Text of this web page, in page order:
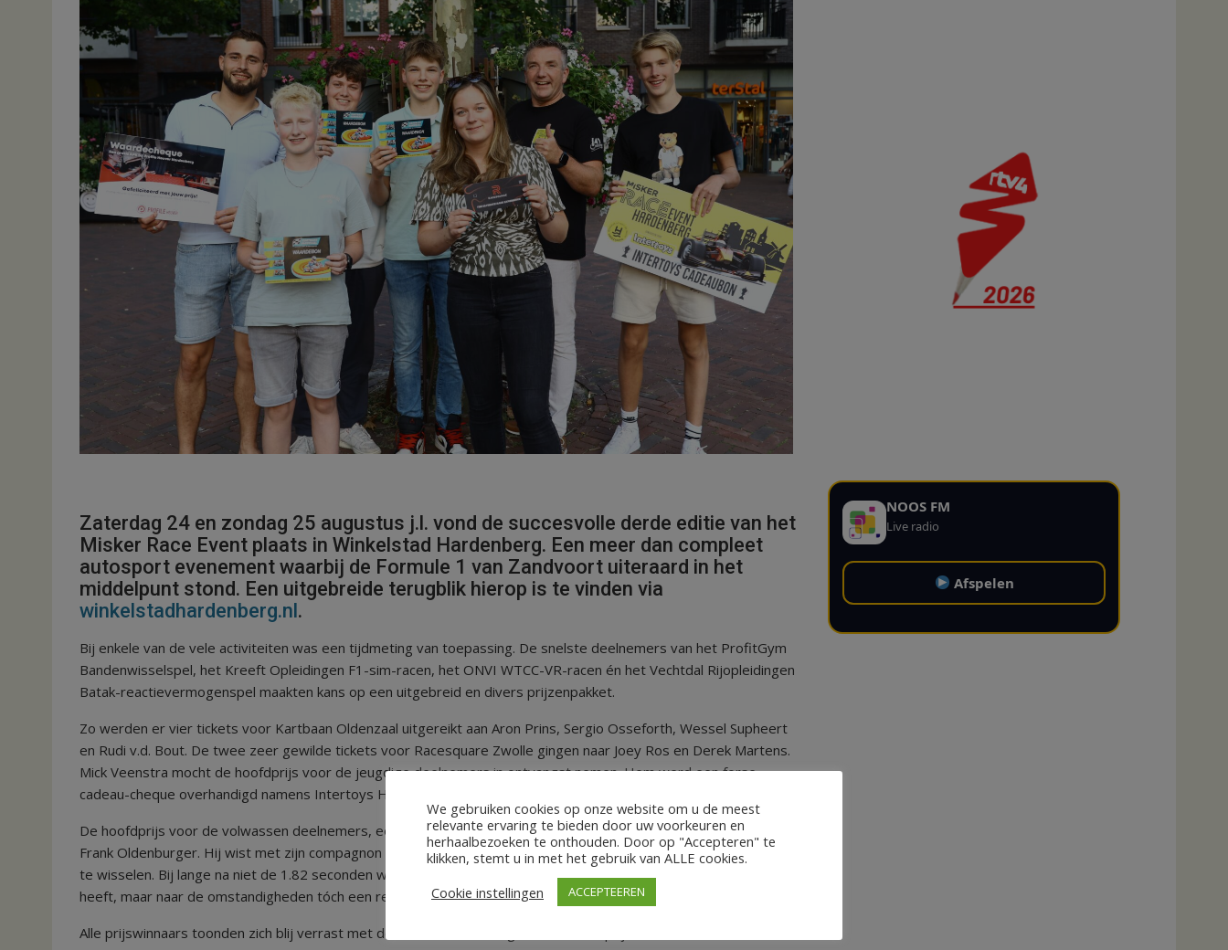
Zaterdag 24 en zondag 25 augustus j.l. vond de succesvolle derde editie van het
Misker Race Event plaats in Winkelstad Hardenberg. Een meer dan compleet
autosport evenement waarbij de Formule 1 van Zandvoort uiteraard in het
middelpunt stond. Een uitgebreide terugblik hierop is te vinden via
winkelstadhardenberg.nl.
Bij enkele van de vele activiteiten was een tijdmeting van toepassing. De snelste deelnemers van het ProfitGym
Bandenwisselspel, het Kreeft Opleidingen F1-sim-racen, het ONVI WTCC-VR-racen én het Vechtdal Rijopleidingen
Batak-reactievermogenspel maakten kans op een uitgebreid en divers prijzenpakket.
Zo werden er vier tickets voor Kartbaan Oldenzaal uitgereikt aan Aron Prins, Sergio Osseforth, Wessel Supheert
en Rudi v.d. Bout. De twee zeer gewilde tickets voor Racesquare Zwolle gingen naar Joey Ros en Derek Martens.
Mick Veenstra mocht de hoofdprijs voor de jeugdige deelnemers in ontvangst nemen. Hem werd een forse
cadeau-cheque overhandigd namens Intertoys Hardenberg/Winkelstad Hardenberg.
De hoofdprijs voor de volwassen deelnemers, een APK-beurt beschikbaar gesteld door Profile Heuver, ging naar
Frank Oldenburger. Hij wist met zijn compagnon in slechts 22.91 seconden een set voorbanden van een F1-bolide
te wisselen. Bij lange na niet de 1.82 seconden waarmee het Red Bull Racing Team het wereldrecord in handen
heeft, maar naar de omstandigheden tóch een respectabele tijd.
Alle prijswinnaars toonden zich blij verrast met deze mooie en zeer gewaardeerde prijzen welke een bezoek aan
NOOS FM
Live radio
Afspelen
We gebruiken cookies op onze website om u de meest
relevante ervaring te bieden door uw voorkeuren en
herhaalbezoeken te onthouden. Door op "Accepteren" te
klikken, stemt u in met het gebruik van ALLE cookies.
Cookie instellingen
ACCEPTEEREN